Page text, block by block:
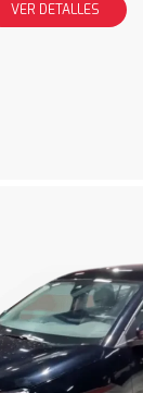
VER DETALLES